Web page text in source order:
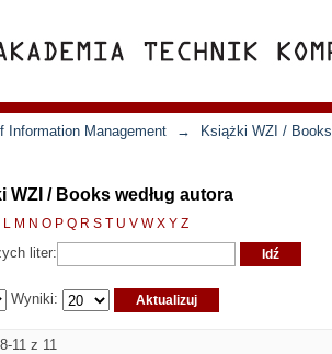
Information Management → Książki WZI / Books
WZI / Books według autora
L M N O P Q R S T U V W X Y Z
liter:
Wyniki:
11 z 11